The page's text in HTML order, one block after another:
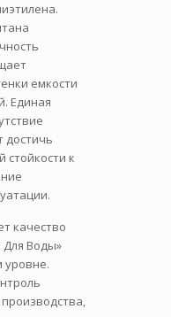
емкости
Единая
достичь
стойкости к
качество
Для Воды»
уровне.